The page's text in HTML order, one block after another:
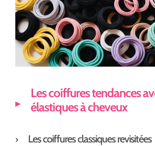
Les coiffures tendances
élastiques à cheveux
Les coiffures classiques revisitées